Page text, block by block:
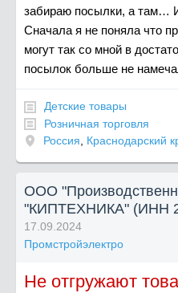
забираю посылки, а там…
Сначала я не поняла что
могут так со мной в
посылок больше не
Детские товары
Розничная торговля
Россия
Краснодарский
ООО
"КИПТЕХНИКА" (ИНН
17.09.2024
Промстройэлектро
Не отгружают